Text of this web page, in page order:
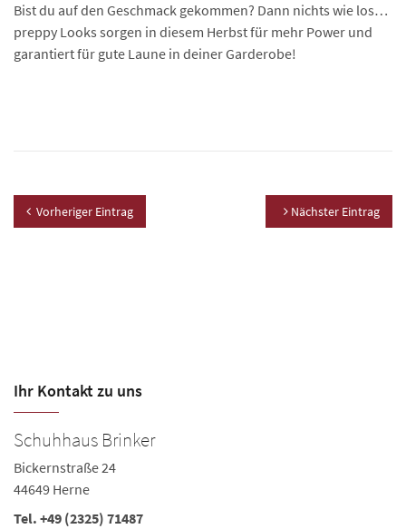
Bist du auf den Geschmack gekommen? Dann nichts wie los…
preppy Looks sorgen in diesem Herbst für mehr Power und
garantiert für gute Laune in deiner Garderobe!
Vorheriger Eintrag Nächster Eintrag
Ihr Kontakt zu uns
Schuhhaus Brinker
Bickernstraße 24
44649 Herne
Tel. +49 (2325) 71487